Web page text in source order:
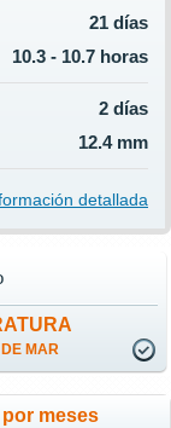
21 días
10.3 - 10.7 horas
2 días
12.4 mm
detallada
MAR
meses